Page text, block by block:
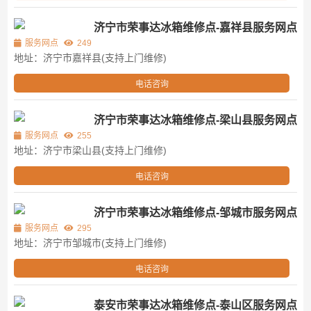
济宁市荣事达冰箱维修点-嘉祥县服务网点
服务网点 249
地址：济宁市嘉祥县(支持上门维修)
电话咨询
济宁市荣事达冰箱维修点-梁山县服务网点
服务网点 255
地址：济宁市梁山县(支持上门维修)
电话咨询
济宁市荣事达冰箱维修点-邹城市服务网点
服务网点 295
地址：济宁市邹城市(支持上门维修)
电话咨询
泰安市荣事达冰箱维修点-泰山区服务网点